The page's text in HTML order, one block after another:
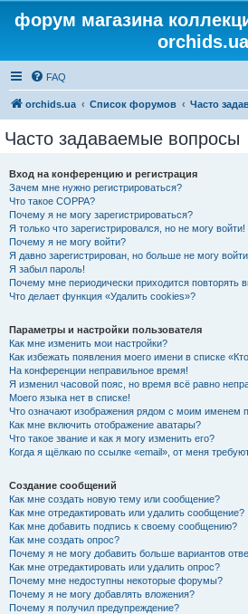
форум магазина
orchids.ua
FAQ
orchids.ua Список форумов Часто
Часто задаваемые вопросы
Вход на конференцию и регистрация
Зачем мне нужно регистрироваться?
Что такое COPPA?
Почему я не могу зарегистрироваться?
Я только что зарегистрировался, но не могу войти!
Почему я не могу войти?
Я давно зарегистрирован, но больше не могу
Я забыл пароль!
Почему мне периодически приходится повторять
Что делает функция «Удалить cookies»?
Параметры и настройки пользователя
Как мне изменить мои настройки?
Как избежать появления моего имени в списке
На конференции неправильное время!
Я изменил часовой пояс, но время всё равно
Моего языка нет в списке!
Что означают изображения рядом с моим именем
Как мне включить отображение аватары?
Что такое звание и как я могу изменить его?
Когда я щёлкаю по ссылке «email», от меня
Создание сообщений
Как мне создать новую тему или сообщение?
Как мне отредактировать или удалить сообщение?
Как мне добавить подпись к своему сообщению?
Как мне создать опрос?
Почему я не могу добавить больше вариантов
Как мне отредактировать или удалить опрос?
Почему мне недоступны некоторые форумы?
Почему я не могу добавлять вложения?
Почему я получил предупреждение?